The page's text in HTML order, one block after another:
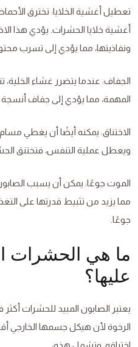
تعطيل أغشية الخلايا: تخترق
أغشية خلايا الحشرات. يؤدي هذا
ونفاذيتها، مما يؤدي إلى تسرب
الجفاف: عندما يتضرر غشاء الخلية،
المهمة، مما يؤدي إلى جفاف
الاختناق: يمكنه أيضًا أن يغطي
ويعطل عملية التنفس، فتختنق
الموت جوعًا: يمكن أن يسبب
مما يزيد من تثبيط قدرتها على
جوعًا.
ما هي الحشرات
عليها؟
يعتبر الصابون المبيد للحشرات
الرخوة لأن هيكل جسمها الخارجي
اختراقه. وتشمل هذه: